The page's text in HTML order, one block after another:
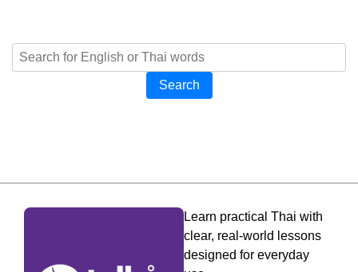
Search
Learn practical Thai with
clear, real-world lessons
designed for everyday